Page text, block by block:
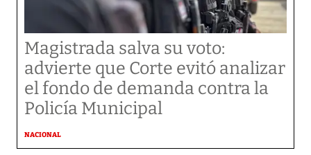
Magistrada salva su voto:
advierte que Corte evitó analizar
el fondo de demanda contra la
Policía Municipal
NACIONAL